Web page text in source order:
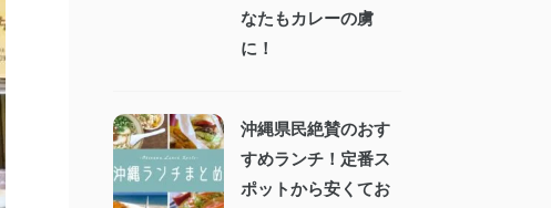
なたもカレーの虜
に！
沖縄県民絶賛のおす
すめランチ！定番ス
ポットから安くてお